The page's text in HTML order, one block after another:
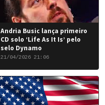
Andria Busic lança primeiro
CD solo ‘Life As It Is’ pelo
selo Dynamo
21/04/2026 21:06